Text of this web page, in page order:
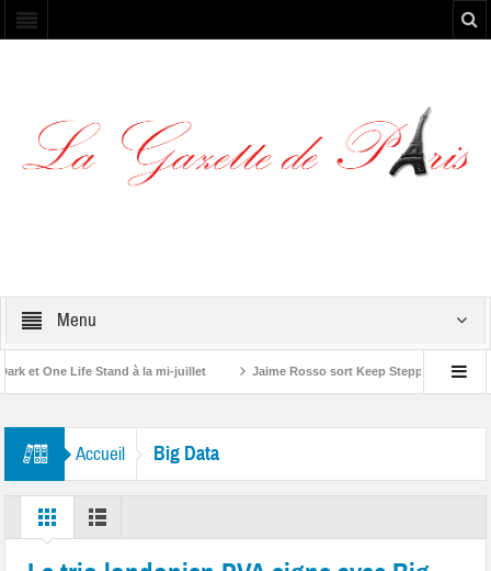
Menu
et One Life Stand à la mi-juillet Jaime Rosso sort Keep Stepping, son
Accueil Big Data